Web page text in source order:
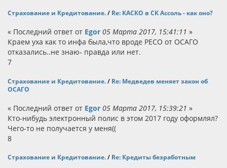
Страхование и Кредитование. / Re: КАСКО в СК Ассоль - как оно?
« Последний ответ от Egor 05 Марта 2017, 15:41:11 »
Краем уха как то инфа была,что вроде РЕСО от ОСАГО
отказались..не знаю- правда или нет.
7
Страхование и Кредитование. / Re: Медведев меняет закон об
ОСАГО
« Последний ответ от Egor 05 Марта 2017, 15:39:21 »
Кто-нибудь электронный полис в этом 2017 году оформлял?
Чего-то не получается у меня((
8
Страхование и Кредитование. / Re: Кредиты безработным